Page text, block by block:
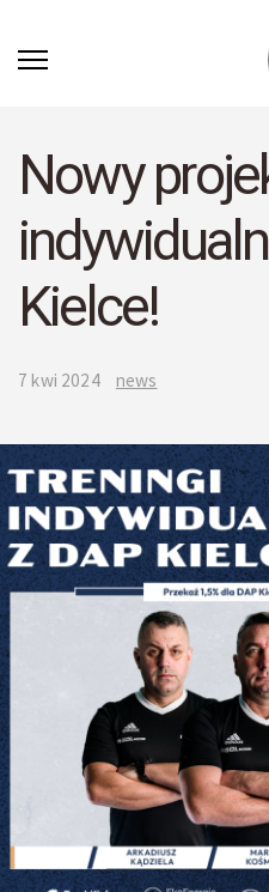
Nowy
Kielce!
7 kwi 2024 news